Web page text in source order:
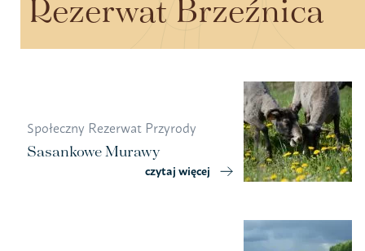
Rezerwat Brzeźnica
Społeczny Rezerwat Przyrody
Sasankowe Murawy
czytaj więcej